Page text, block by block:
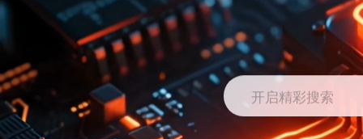
开启精彩搜索